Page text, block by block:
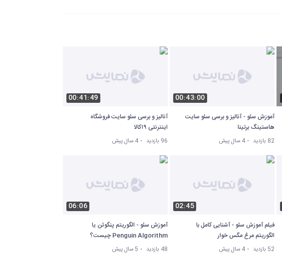
00:43:00
آموزش سئو - آنالیز و برسی سئو سایت
هاستینگ برتینا
82 بازدید 4 سال پیش
00:41:49
آنالیز و برسی سئو سایت فروشگاه
اینترنتی ۱۹کالا
96 بازدید 4 سال پیش
02:45
فیلم آموزش سئو - آشنایی کامل با
الگوریتم مرغ مگس خوار
52 بازدید 4 سال پیش
06:06
آموزش سئو - الگوریتم پنگوئن یا
Penguin Algorithm چیست؟
48 بازدید 5 سال پیش